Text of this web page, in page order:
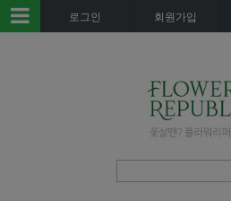
로그인 회원가입